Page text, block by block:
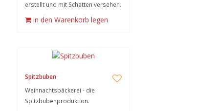
erstellt und mit Schatten versehen.
in den Warenkorb legen
Spitzbuben
Weihnachtsbäckerei - die
Spitzbubenproduktion.